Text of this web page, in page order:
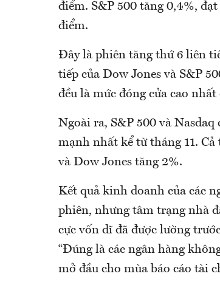
điểm. S&P 500 tăng 0,4%, đạt
điểm.
Đây là phiên tăng thứ 6 liên
tiếp của Dow Jones và S&P
đều là mức đóng cửa cao
Ngoài ra, S&P 500 và
mạnh nhất kể từ tháng 11.
và Dow Jones tăng 2%.
Kết quả kinh doanh của các
phiên, nhưng tâm trạng nhà
cực vốn dĩ đã được lường
“Đúng là các ngân hàng
mở đầu cho mùa báo cáo tài